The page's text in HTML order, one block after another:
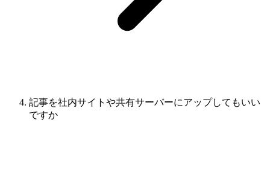
記事を社内サイトや共有サーバーにアップしてもいい
ですか